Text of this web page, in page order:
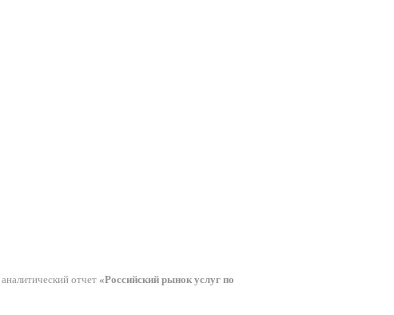
аналитический отчет «Российский рынок услуг по